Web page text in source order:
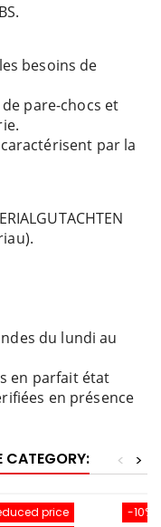
besoins de
pare-chocs et
par la
du lundi au
en parfait état
en présence
CATEGORY: >
<
-10%
price